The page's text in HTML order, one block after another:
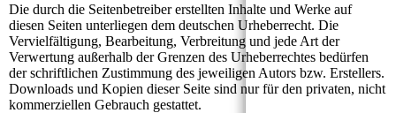
Die durch die Seitenbetreiber erstellten Inhalte und Werke auf
diesen Seiten unterliegen dem deutschen Urheberrecht. Die
Vervielfältigung, Bearbeitung, Verbreitung und jede Art der
Verwertung außerhalb der Grenzen des Urheberrechtes bedürfen
der schriftlichen Zustimmung des jeweiligen Autors bzw. Erstellers.
Downloads und Kopien dieser Seite sind nur für den privaten, nicht
kommerziellen Gebrauch gestattet.